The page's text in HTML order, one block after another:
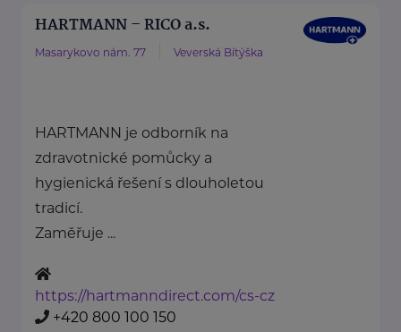
HARTMANN – RICO a.s.
Masarykovo nám. 77 Veverská Bítýška
HARTMANN je odborník na
zdravotnické pomůcky a
hygienická řešení s dlouholetou
tradicí.
Zaměřuje ...
https://hartmanndirect.com/cs-cz
+420 800 100 150